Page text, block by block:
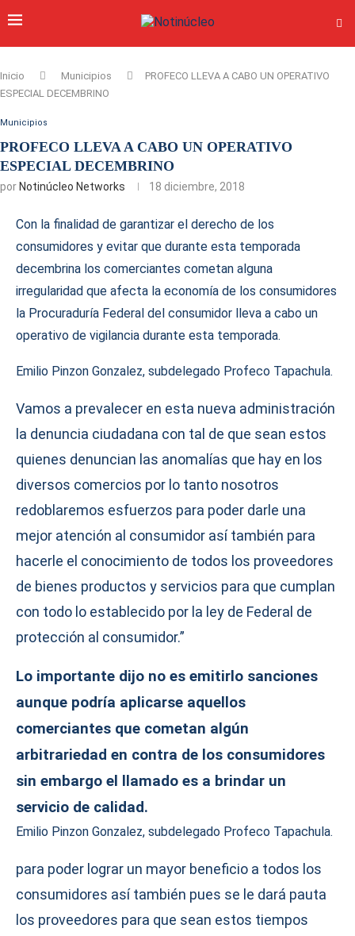
Inicio Municipios
PROFECO LLEVA A CABO UN OPERATIVO
ESPECIAL DECEMBRINO
Municipios
PROFECO LLEVA A CABO UN OPERATIVO
ESPECIAL DECEMBRINO
por Notinúcleo Networks 18 diciembre, 2018
Con la finalidad de garantizar el derecho de los
consumidores y evitar que durante esta temporada
decembrina los comerciantes cometan alguna
irregularidad que afecta la economía de los consumidores
la Procuraduría Federal del consumidor lleva a cabo un
operativo de vigilancia durante esta temporada.
Emilio Pinzon Gonzalez, subdelegado Profeco Tapachula.
Vamos a prevalecer en esta nueva administración
la denuncia ciudadana con tal de que sean estos
quienes denuncian las anomalías que hay en los
diversos comercios por lo tanto nosotros
redoblaremos esfuerzos para poder darle una
mejor atención al consumidor así también para
hacerle el conocimiento de todos los proveedores
de bienes productos y servicios para que cumplan
con todo lo establecido por la ley de Federal de
protección al consumidor.”
Lo importante dijo no es emitirlo sanciones
aunque podría aplicarse aquellos
comerciantes que cometan algún
arbitrariedad en contra de los consumidores
sin embargo el llamado es a brindar un
servicio de calidad.
Emilio Pinzon Gonzalez, subdelegado Profeco Tapachula.
para poder lograr un mayor beneficio a todos los
consumidores así también pues se le dará pauta
los proveedores para que sean estos tiempos